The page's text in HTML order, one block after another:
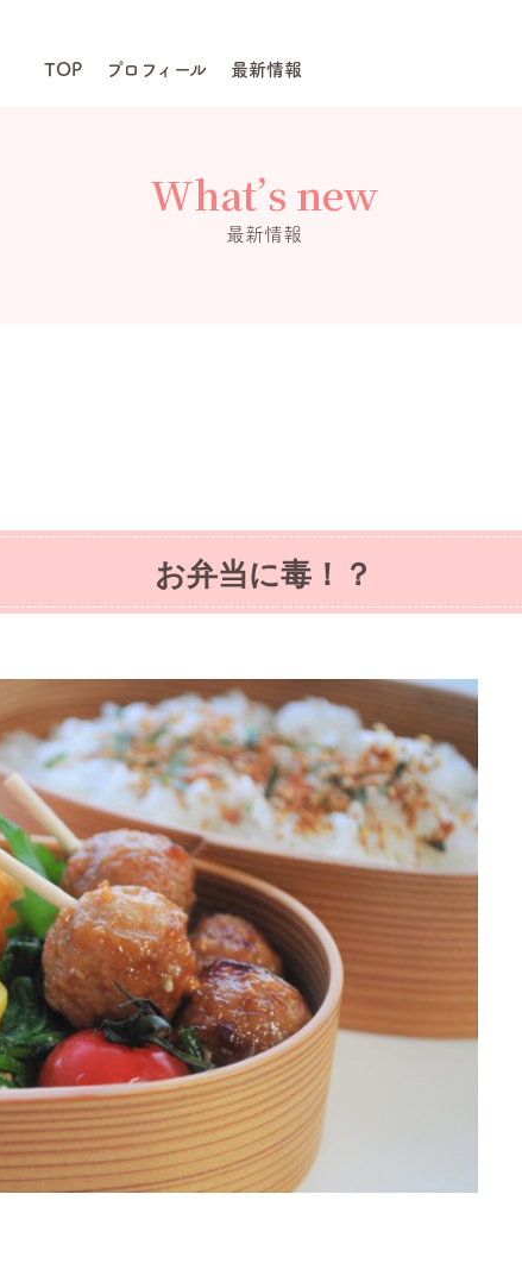
TOP プロフィール 最新情報
What’s new
最新情報
お弁当に毒！？